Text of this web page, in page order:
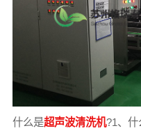
什么是超声波清洗机?1、什